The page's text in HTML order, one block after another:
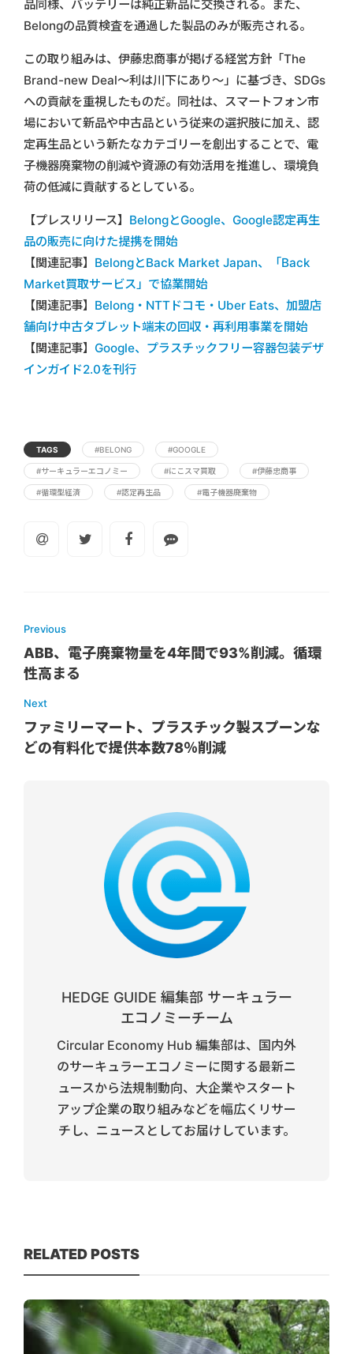
品同様、バッテリーは純正新品に交換される。また、
Belongの品質検査を通過した製品のみが販売される。
この取り組みは、伊藤忠商事が掲げる経営方針「The
Brand-new Deal～利は川下にあり～」に基づき、SDGs
への貢献を重視したものだ。同社は、スマートフォン市
場において新品や中古品という従来の選択肢に加え、認
定再生品という新たなカテゴリーを創出することで、電
子機器廃棄物の削減や資源の有効活用を推進し、環境負
荷の低減に貢献するとしている。
【プレスリリース】 BelongとGoogle、Google認定再生
品の販売に向けた提携を開始
【関連記事】 BelongとBack Market Japan、「Back
Market買取サービス」で協業開始
【関連記事】 Belong・NTTドコモ・Uber Eats、加盟店
舗向け中古タブレット端末の回収・再利用事業を開始
【関連記事】 Google、プラスチックフリー容器包装デザ
インガイド2.0を刊行
TAGS #BELONG #GOOGLE
#サーキュラーエコノミー #にこスマ買取 #伊藤忠商事
#循環型経済 #認定再生品 #電子機器廃棄物
Previous
ABB、電子廃棄物量を4年間で93%削減。循環
性高まる
Next
ファミリーマート、プラスチック製スプーンな
どの有料化で提供本数78％削減
HEDGE GUIDE 編集部 サーキュラー
エコノミーチーム
Circular Economy Hub 編集部は、国内外
のサーキュラーエコノミーに関する最新ニ
ュースから法規制動向、大企業やスタート
アップ企業の取り組みなどを幅広くリサー
チし、ニュースとしてお届けしています。
RELATED POSTS